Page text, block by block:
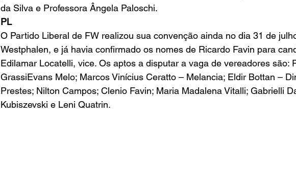
da Silva e Professora Ângela Paloschi.
PL
O Partido Liberal de FW realizou sua convenção ainda no dia 31 de
Westphalen, e já havia confirmado os nomes de Ricardo Favin para
Edilamar Locatelli, vice. Os aptos a disputar a vaga de vereadores são:
GrassiEvans Melo; Marcos Vinícius Ceratto – Melancia; Eldir Bottan –
Prestes; Nilton Campos; Clenio Favin; Maria Madalena Vitalli; Gabrielli
Kubiszevski e Leni Quatrin.